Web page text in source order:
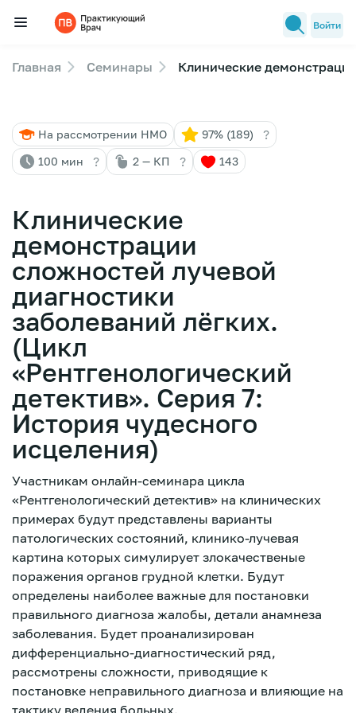
Семинары
Лекторы
FAQ
Зарегистрироваться
Войти
Главная Семинары Клинические
На рассмотрении НМО 97% (189) ?
100 мин ? 2 — КП ? 143
Клинические
демонстрации
сложностей лучевой
диагностики
заболеваний лёгких.
(Цикл
«Рентгенологический
детектив». Серия 7:
История чудесного
исцеления)
Участникам онлайн-семинара цикла
«Рентгенологический детектив» на клинических
примерах будут представлены варианты
патологических состояний, клинико-лучевая
картина которых симулирует злокачественые
поражения органов грудной клетки. Будут
определены наиболее важные для постановки
правильного диагноза жалобы, детали анамнеза
заболевания. Будет проанализирован
дифференциально-диагностический ряд,
рассмотрены сложности, приводящие к
постановке неправильного диагноза и влияющие на
тактику ведения больных.